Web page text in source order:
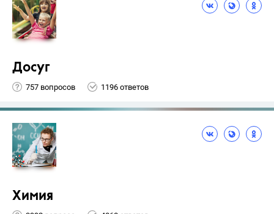
Досуг
757 вопросов 1196 ответов
Химия